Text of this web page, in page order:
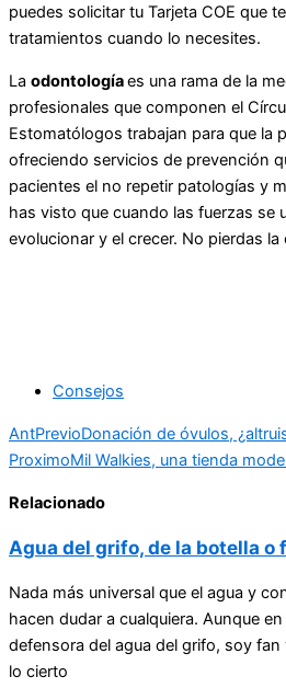
puedes solicitar tu Tarjeta COE que
tratamientos cuando lo necesites.
La odontologíaes una rama de la
profesionales que componen el
Estomatólogos trabajan para que la
ofreciendo servicios de prevención
pacientes el no repetir patologías y
has visto que cuando las fuerzas se
evolucionar y el crecer. No pierdas
Consejos
AntPrevioDonación de óvulos,
ProximoMil Walkies, una tienda
Relacionado
Agua del grifo, de la botella o
Nada más universal que el agua y
hacen dudar a cualquiera. Aunque
defensora del agua del grifo, soy
lo cierto